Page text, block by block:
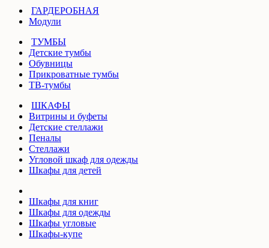
ГАРДЕРОБНАЯ
Модули
ТУМБЫ
Детские тумбы
Обувницы
Прикроватные тумбы
ТВ-тумбы
ШКАФЫ
Витрины и буфеты
Детские стеллажи
Пеналы
Стеллажи
Угловой шкаф для одежды
Шкафы для детей
Шкафы для книг
Шкафы для одежды
Шкафы угловые
Шкафы-купе